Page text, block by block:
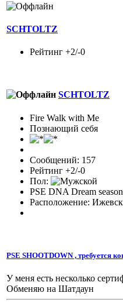
SCHTOLTZ
Рейтинг +2/-0
SCHTOLTZ
Fire Walk with Me
Познающий себя
Сообщений: 157
Рейтинг +2/-0
Пол:
PSE DNA Dream
Расположение: Ижевск
PSE SHOOTDOWN , требуется
У меня есть несколько
Обменяю на Шатдаун